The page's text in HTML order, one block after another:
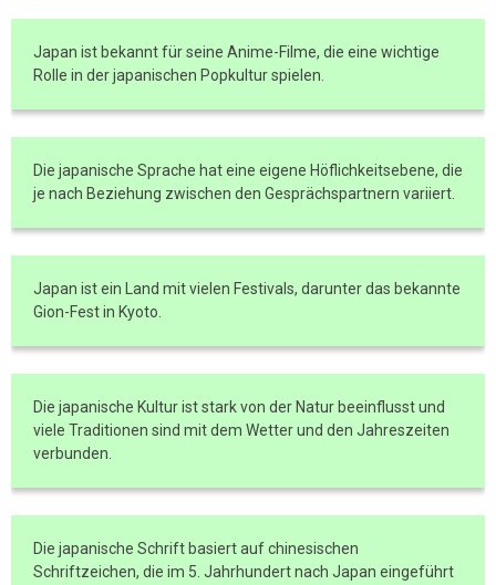
Japan ist bekannt für seine Anime-Filme, die eine wichtige
Rolle in der japanischen Popkultur spielen.
Die japanische Sprache hat eine eigene Höflichkeitsebene, die
je nach Beziehung zwischen den Gesprächspartnern variiert.
Japan ist ein Land mit vielen Festivals, darunter das bekannte
Gion-Fest in Kyoto.
Die japanische Kultur ist stark von der Natur beeinflusst und
viele Traditionen sind mit dem Wetter und den Jahreszeiten
verbunden.
Die japanische Schrift basiert auf chinesischen
Schriftzeichen, die im 5. Jahrhundert nach Japan eingeführt